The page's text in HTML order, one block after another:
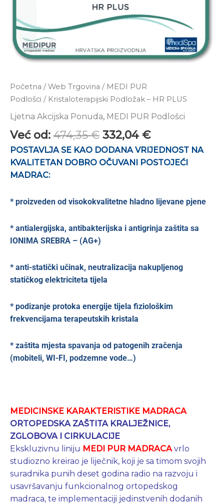
Početna /Web Trgovina / MEDI PUR
Podlošci / Kristaloterapijski Podložak – HR PLUS
Ljetna Akcijska Ponuda, MEDI PUR Podlošci
Već od: 474,35€ 332,04 €
POSTAVLJA SE KAO DODANA VRIJEDNOST NA
KVALITETAN DOBRO OČUVANI POSTOJEĆI
MADRAC:
* proizveden od visokokvalitetne hladno lijevane pjene
* antialergijska, antibakterijska i antigrinja zaštita sa
IONIMA SREBRA – (AG+)
* anti-statički učinak, neutralizacija nakupljenog
statičkog elektriciteta tijela
* podizanje protoka energije tijela fiziološkim
frekvencijama terapeutskih kristala
* zaštita mjesta spavanja od patogenih zračenja
(mobiteli, WI-FI, podzemne vode…)
MEDICINSKE KARAKTERISTIKE MADRACA
ORTOPEDSKA ZAŠTITA KRALJEŽNICE,
ZGLOBOVA I CIRKULACIJE
Ekskluzivnu liniju MEDI PUR MADRACA vrlo
studiozno kreirao je liječnik, koji je sa timom svojih
suradnika punih deset godina radio na razvoju i
usavršavanju funkcionalnog ortopedskog
madraca, te implementaciji jedinstvenih dodanih